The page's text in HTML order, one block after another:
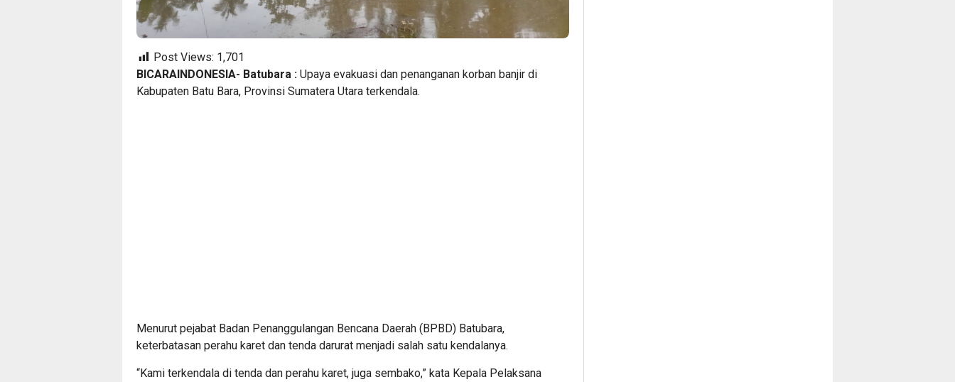
Post Views: 1,701
BICARAINDONESIA- Batubara : Upaya evakuasi dan penanganan korban banjir di
Kabupaten Batu Bara, Provinsi Sumatera Utara terkendala.
Menurut pejabat Badan Penanggulangan Bencana Daerah (BPBD) Batubara,
keterbatasan perahu karet dan tenda darurat menjadi salah satu kendalanya.
“Kami terkendala di tenda dan perahu karet, juga sembako,” kata Kepala Pelaksana